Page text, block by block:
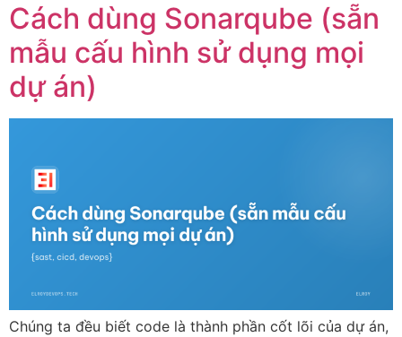
Cách dùng Sonarqube (sẵn
mẫu cấu hình sử dụng mọi
dự án)
Chúng ta đều biết code là thành phần cốt lõi của dự án,